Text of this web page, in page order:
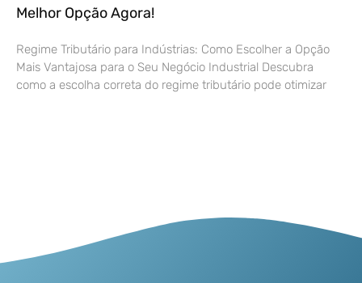
Melhor Opção Agora!
Regime Tributário para Indústrias: Como Escolher a Opção
Mais Vantajosa para o Seu Negócio Industrial Descubra
como a escolha correta do regime tributário pode otimizar